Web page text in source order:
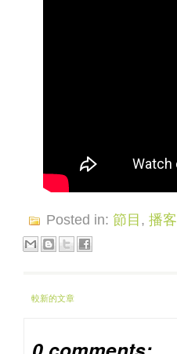
Posted in: 節目, 播客
較新的文章